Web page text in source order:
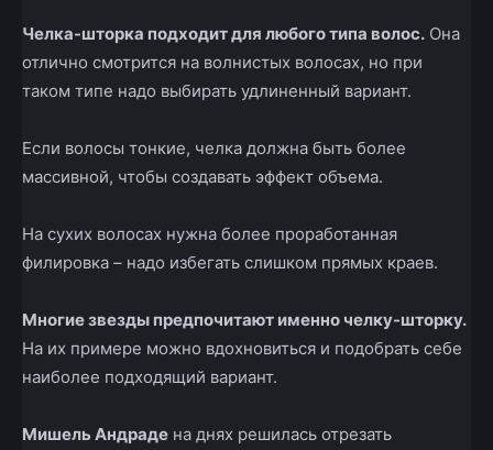
Челка-шторка подходит для любого типа волос. Она
отлично смотрится на волнистых волосах, но при
таком типе надо выбирать удлиненный вариант.
Если волосы тонкие, челка должна быть более
массивной, чтобы создавать эффект объема.
На сухих волосах нужна более проработанная
филировка – надо избегать слишком прямых краев.
Многие звезды предпочитают именно челку-шторку.
На их примере можно вдохновиться и подобрать себе
наиболее подходящий вариант.
Мишель Андраде на днях решилась отрезать